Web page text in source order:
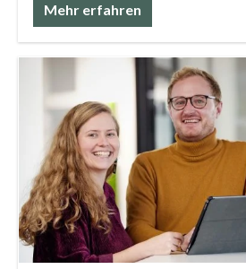
Mehr erfahren